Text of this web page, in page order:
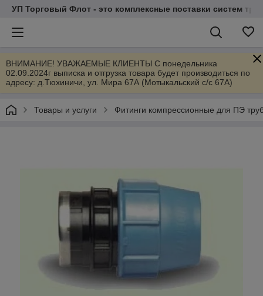
УП Торговый Флот - это комплексные поставки систем
ВНИМАНИЕ! УВАЖАЕМЫЕ КЛИЕНТЫ С понедельника
02.09.2024г выписка и отгрузка товара будет производиться по
адресу: д.Тюхиничи, ул. Мира 67А (Мотыкальский с/с 67А)
Товары и услуги Фитинги компрессионные для ПЭ